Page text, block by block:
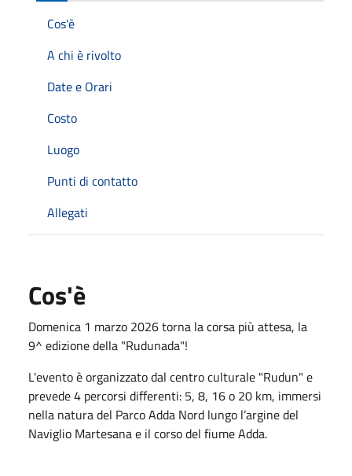
Cos'è
A chi è rivolto
Date e Orari
Costo
Luogo
Punti di contatto
Allegati
Cos'è
Domenica 1 marzo 2026 torna la corsa più attesa, la
9^ edizione della "Rudunada"!
L'evento è organizzato dal centro culturale "Rudun" e
prevede 4 percorsi differenti: 5, 8, 16 o 20 km, immersi
nella natura del Parco Adda Nord lungo l’argine del
Naviglio Martesana e il corso del fiume Adda.